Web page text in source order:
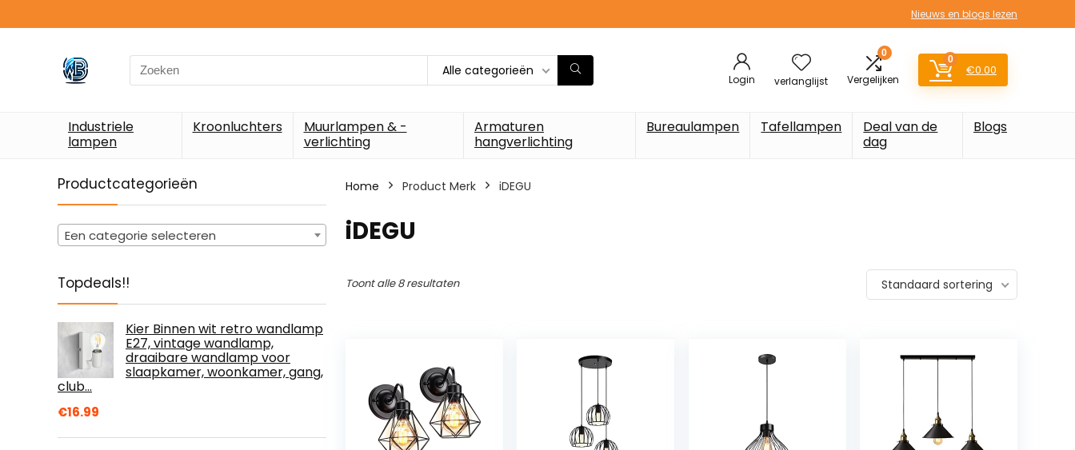
Nieuws en blogs lezen
Search
for:
Alle categorieën
Login verlanglijst
0
Vergelijken
0
€0.00
Industriele
lampen
Kroonluchters
Muurlampen & -
verlichting
Armaturen
hangverlichting
Bureaulampen Tafellampen
Deal van de
dag
Blogs
Productcategorieën
Een categorie selecteren
Topdeals!!
Kier Binnen wit retro wandlamp
E27, vintage wandlamp,
draaibare wandlamp voor
slaapkamer, woonkamer, gang,
club…
€16.99
Home Product Merk ‎iDEGU
‎iDEGU
Toont alle 8 resultaten Standaard sortering